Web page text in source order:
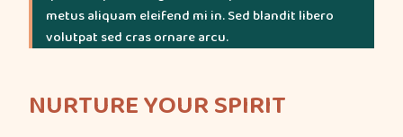
metus aliquam eleifend mi in. Sed blandit libero
volutpat sed cras ornare arcu.
NURTURE YOUR SPIRIT